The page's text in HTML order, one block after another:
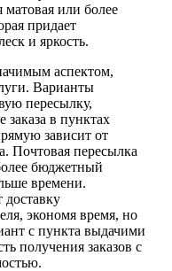
матовая или более
придает
и яркость.
аспектом,
Варианты
пересылку,
в пунктах
зависит от
Почтовая пересылка
бюджетный
времени.
доставку
экономя время, но
с пункта выдачими
получения заказов с